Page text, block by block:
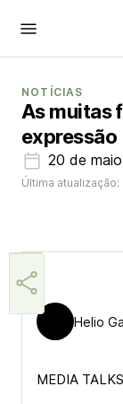
NOTÍCIAS
As muitas
expressão
20 de
Última
Helio
MEDIA